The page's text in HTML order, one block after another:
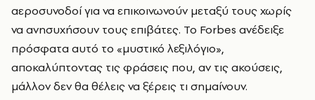
αεροσυνοδοί για να επικοινωνούν μεταξύ τους χωρίς
να ανησυχήσουν τους επιβάτες. Το Forbes ανέδειξε
πρόσφατα αυτό το «μυστικό λεξιλόγιο»,
αποκαλύπτοντας τις φράσεις που, αν τις ακούσεις,
μάλλον δεν θα θέλεις να ξέρεις τι σημαίνουν.